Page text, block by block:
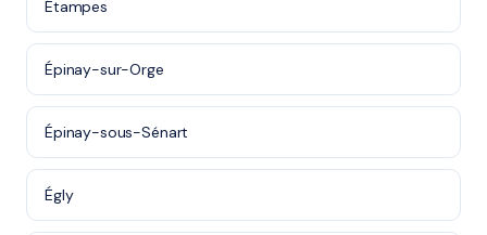
Étampes
Épinay-sur-Orge
Épinay-sous-Sénart
Égly